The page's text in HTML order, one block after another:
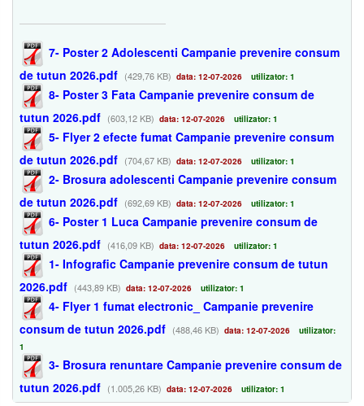
7- Poster 2 Adolescenti Campanie prevenire consum
de tutun 2026.pdf (429,76 KB) data: 12-07-2026 utilizator: 1
8- Poster 3 Fata Campanie prevenire consum de
tutun 2026.pdf (603,12 KB) data: 12-07-2026 utilizator: 1
5- Flyer 2 efecte fumat Campanie prevenire consum
de tutun 2026.pdf (704,67 KB) data: 12-07-2026 utilizator: 1
2- Brosura adolescenti Campanie prevenire consum
de tutun 2026.pdf (692,69 KB) data: 12-07-2026 utilizator: 1
6- Poster 1 Luca Campanie prevenire consum de
tutun 2026.pdf (416,09 KB) data: 12-07-2026 utilizator: 1
1- Infografic Campanie prevenire consum de tutun
2026.pdf (443,89 KB) data: 12-07-2026 utilizator: 1
4- Flyer 1 fumat electronic_ Campanie prevenire
consum de tutun 2026.pdf (488,46 KB) data: 12-07-2026
utilizator:
1
3- Brosura renuntare Campanie prevenire consum de
tutun 2026.pdf (1.005,26 KB) data: 12-07-2026 utilizator: 1